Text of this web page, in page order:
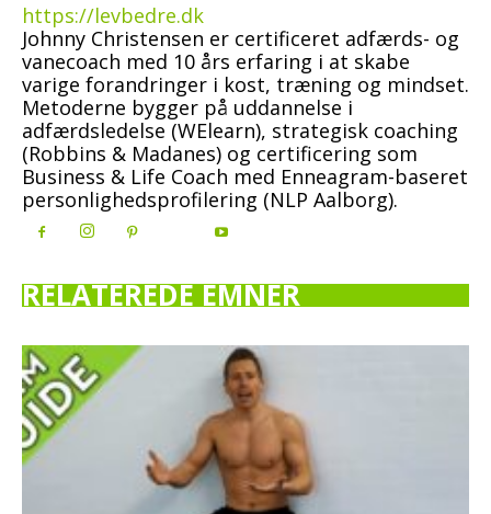
https://levbedre.dk
Johnny Christensen er certificeret adfærds- og
vanecoach med 10 års erfaring i at skabe
varige forandringer i kost, træning og mindset.
Metoderne bygger på uddannelse i
adfærdsledelse (WElearn), strategisk coaching
(Robbins & Madanes) og certificering som
Business & Life Coach med Enneagram-baseret
personlighedsprofilering (NLP Aalborg).
RELATEREDE EMNER